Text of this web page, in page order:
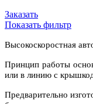
Заказать
Показать фильтр
Высокоскоростная
Принцип работы
или в линию с
Предварительно